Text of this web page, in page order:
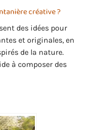
créative ?
des idées pour
et originales, en
de la nature.
à composer des